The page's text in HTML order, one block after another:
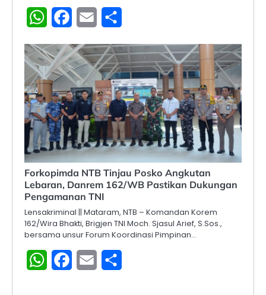
WhatsAppFacebook
Email
Forkopimda NTB Tinjau Posko Angkutan
Lebaran, Danrem 162/WB Pastikan Dukungan
Pengamanan TNI
Lensakriminal || Mataram, NTB – Komandan Korem
162/Wira Bhakti, Brigjen TNI Moch. Sjasul Arief, S.Sos.,
bersama unsur Forum Koordinasi Pimpinan…
WhatsAppFacebook
Email